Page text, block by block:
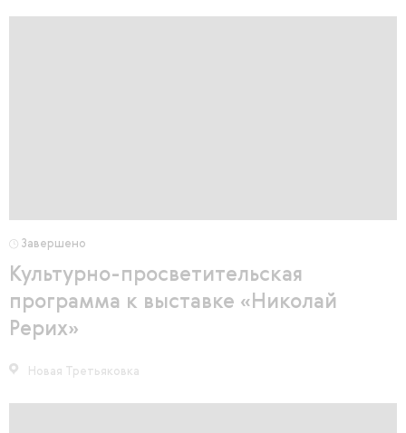
Завершено
Культурно-просветительская
программа к выставке «Николай
Рерих»
Новая Третьяковка